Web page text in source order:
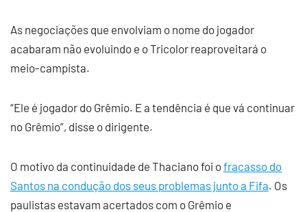
As negociações que envolviam o nome do jogador
acabaram não evoluindo e o Tricolor reaproveitará o
meio-campista.
“Ele é jogador do Grêmio. E a tendência é que vá continuar
no Grêmio”, disse o dirigente.
O motivo da continuidade de Thaciano foi ofracasso do
Santos na condução dos seus problemas junto a Fifa. Os
paulistas estavam acertados com o Grêmio e